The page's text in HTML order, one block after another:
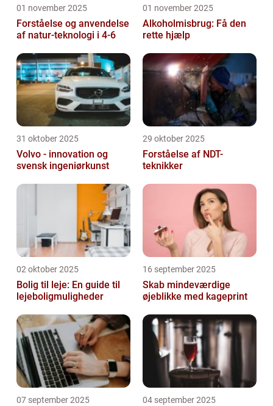
01 november 2025
Forståelse og anvendelse
af natur-teknologi i 4-6
01 november 2025
Alkoholmisbrug: Få den
rette hjælp
31 oktober 2025
Volvo - innovation og
svensk ingeniørkunst
29 oktober 2025
Forståelse af NDT-
teknikker
02 oktober 2025
Bolig til leje: En guide til
lejeboligmuligheder
16 september 2025
Skab mindeværdige
øjeblikke med kageprint
07 september 2025 04 september 2025